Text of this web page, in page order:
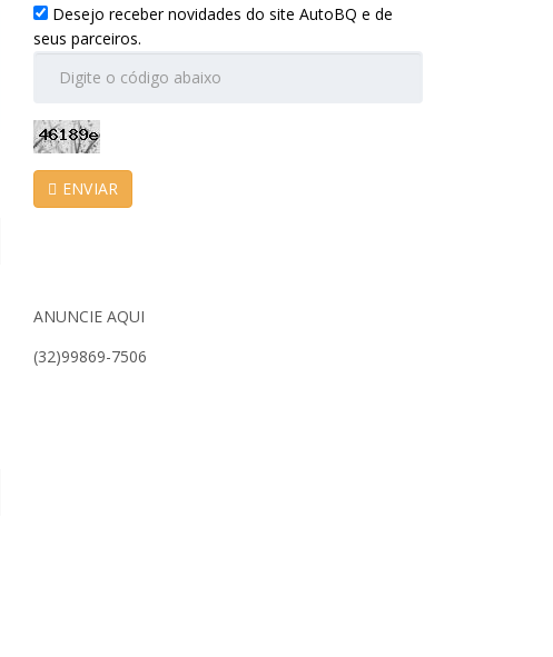
Desejo receber novidades do site AutoBQ e de
seus parceiros.
ENVIAR
ANUNCIE AQUI
(32)99869-7506